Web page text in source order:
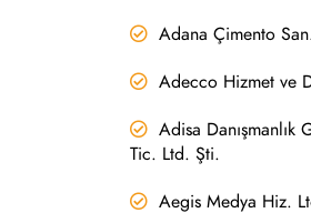
Adana Çimento
Adecco Hizmet ve
Adisa Danışmanlık
Tic. Ltd. Şti.
Aegis Medya Hiz.